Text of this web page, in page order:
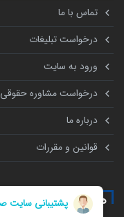
تماس با ما
درخواست تبلیغات
ورود به سایت
درخواست مشاوره حقوقی
درباره ما
قوانین و مقررات
همه چیز درباره